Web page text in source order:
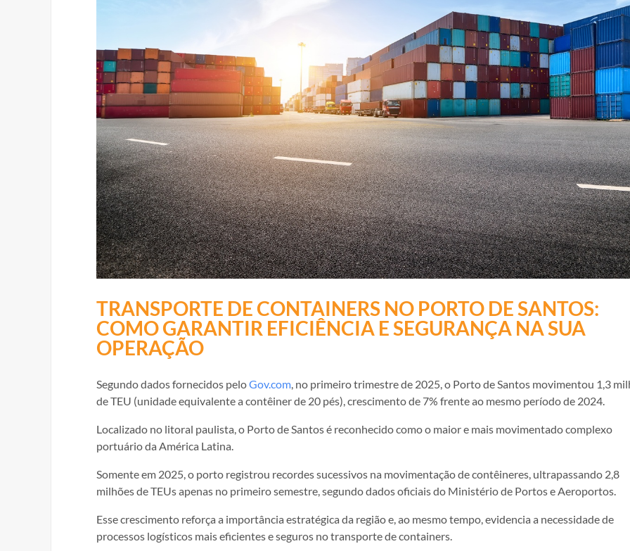
TRANSPORTE DE CONTAINERS NO PORTO DE SANTOS:
COMO GARANTIR EFICIÊNCIA E SEGURANÇA NA SUA
OPERAÇÃO
Segundo dados fornecidos peloGov.com , no primeiro trimestre de 2025, o Porto de Santos movimentou 1,3
de TEU (unidade equivalente a contêiner de 20 pés), crescimento de 7% frente ao mesmo período de 2024.
Localizado no litoral paulista, o Porto de Santos é reconhecido como o maior e mais movimentado complexo
portuário da América Latina.
Somente em 2025, o porto registrou recordes sucessivos na movimentação de contêineres, ultrapassando 2,8
milhões de TEUs apenas no primeiro semestre, segundo dados oficiais do Ministério de Portos e Aeroportos.
Esse crescimento reforça a importância estratégica da região e, ao mesmo tempo, evidencia a necessidade de
processos logísticos mais eficientes e seguros no transporte de containers.